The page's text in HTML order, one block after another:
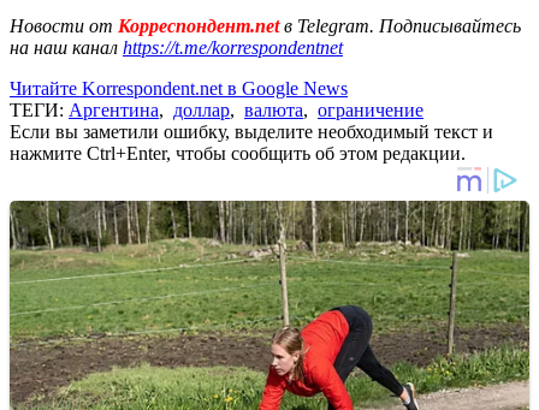
Новости от Корреспондент.netв Telegram. Подписывайтесь
на наш канал https://t.me/korrespondentnet
Читайте Korrespondent.net в Google News
ТЕГИ: Аргентина, доллар, валюта, ограничение
Если вы заметили ошибку, выделите необходимый текст и
нажмите Ctrl+Enter, чтобы сообщить об этом редакции.